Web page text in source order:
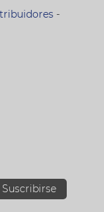
-
Suscribirse